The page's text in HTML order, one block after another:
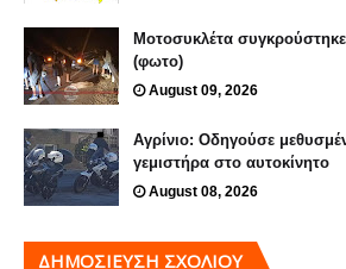
Μοτοσυκλέτα
(φωτο)
August 09, 2026
Αγρίνιο: Οδηγούσε
γεμιστήρα στο αυτοκίνητο
August 08, 2026
ΔΗΜΟΣΊΕΥΣΗ ΣΧΟΛΊΟΥ